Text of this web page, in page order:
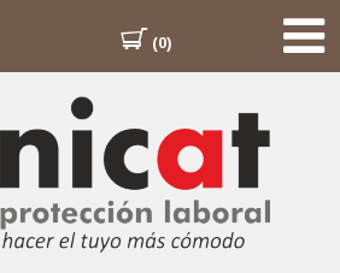
(0)